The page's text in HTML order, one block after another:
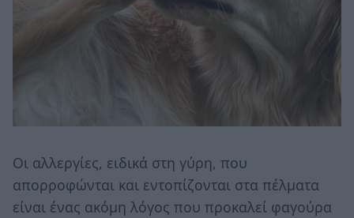
Οι αλλεργίες, ειδικά στη γύρη, που
απορροφώνται και εντοπίζονται στα πέλματα
είναι ένας ακόμη λόγος που προκαλεί φαγούρα